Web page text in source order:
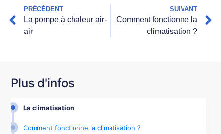
PRÉCÉDENT
La pompe à chaleur air-
air
SUIVANT
Comment fonctionne la
climatisation ?
Plus d'infos
La climatisation
Comment fonctionne la climatisation ?